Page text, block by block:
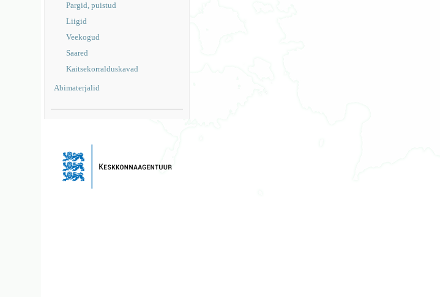
Pargid, puistud
Liigid
Veekogud
Saared
Kaitsekorralduskavad
Abimaterjalid